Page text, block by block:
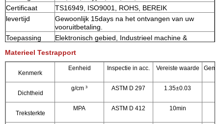
Certificaat
TS16949, ISO9001, ROHS, BEREIK
levertijd
Gewoonlijk 15days na het ontvangen van uw
vooruitbetaling.
Toepassing
Elektronisch gebied, Industrieel machine &
verzegelen, het vlakke gezicht statische
verzegelen, het vacuümflens verzegelen, de
toepassing van de driehoeksgroef, het
Medische apparatuurindustrie, zware machines,
Materieel Testrapport
Kenmerk
Eenheid Inspectie in acc. Vereiste waarde
Dichtheid
g/cm ³ ASTM D 297 1.35±0.03
Treksterkte
MPA ASTM D 412 10min